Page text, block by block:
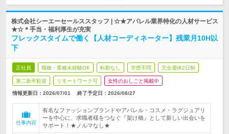
株式会社シーエーセールススタッフ | ☆★アパレル業界特化の人材サービス
★☆＊手当・福利厚生が充実
フレックスタイムで働く【人材コーディネーター】残業月10H以
下
正社員 職種・業種未経験OK 転勤なし 学歴不問 完全週休2日制
第二新卒歓迎 リモートワーク可 女性のおしごと掲載中
情報更新日：2026/07/01 終了予定日： 2026/08/27
仕事内容
有名なファッションブランドやアパレル・コスメ・ラグジュアリ
ーを中心に、求職者様をつなぐ『架け橋』として新しい出会いを
サポート！★ノルマなし★